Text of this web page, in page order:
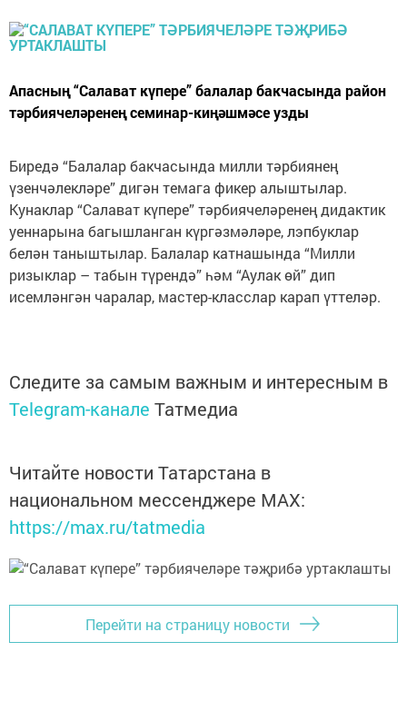
Апасның “Салават күпере” балалар бакчасында район
тәрбиячеләренең семинар-киңәшмәсе узды
Биредә “Балалар бакчасында милли тәрбиянең
үзенчәлекләре” дигән темага фикер алыштылар.
Кунаклар “Салават күпере” тәрбиячеләренең дидактик
уеннарына багышланган күргәзмәләре, лэпбуклар
белән таныштылар. Балалар катнашында “Милли
ризыклар – табын түрендә” һәм “Аулак өй” дип
исемләнгән чаралар, мастер-класслар карап үттеләр.
Следите за самым важным и интересным в
Telegram-канале Татмедиа
Читайте новости Татарстана в
национальном мессенджере MАХ:
https://max.ru/tatmedia
Перейти на страницу новости